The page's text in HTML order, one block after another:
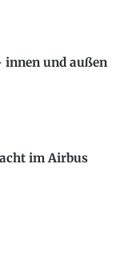
innen und außen
im Airbus